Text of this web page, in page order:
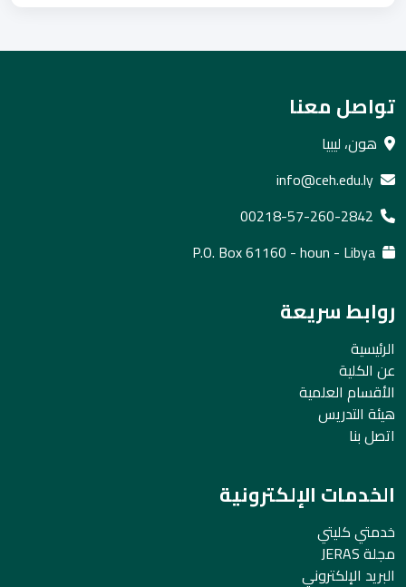
تواصل معنا
هون، ليبيا
info@ceh.edu.ly
00218-57-260-2842
P.O. Box 61160 - houn - Libya
روابط سريعة
الرئيسية
عن الكلية
الأقسام العلمية
هيئة التدريس
اتصل بنا
الخدمات الإلكترونية
خدمتي كليتي
مجلة JERAS
البريد الإلكتروني